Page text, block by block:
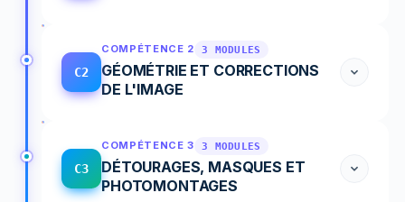
C2
COMPÉTENCE 2 3 MODULES
GÉOMÉTRIE ET CORRECTIONS
DE L'IMAGE
C3
COMPÉTENCE 3 3 MODULES
DÉTOURAGES, MASQUES ET
PHOTOMONTAGES